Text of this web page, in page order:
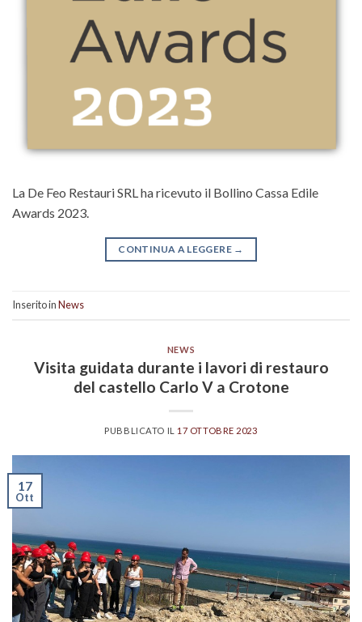
La De Feo Restauri SRL ha ricevuto il Bollino Cassa Edile
Awards 2023.
CONTINUA A LEGGERE →
Inserito inNews
NEWS
Visita guidata durante i lavori di restauro
del castello Carlo V a Crotone
PUBBLICATO IL 17 OTTOBRE 2023
17
Ott